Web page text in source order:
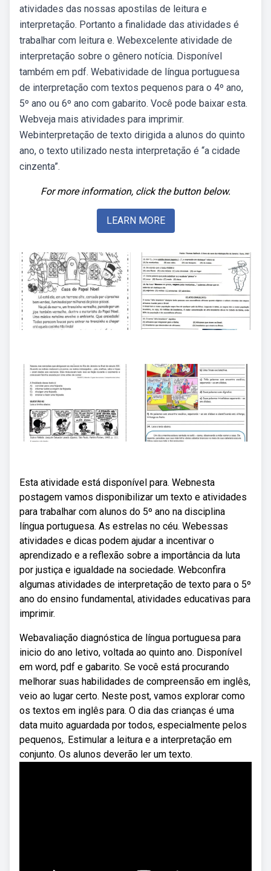
atividades das nossas apostilas de leitura e
interpretação. Portanto a finalidade das atividades é
trabalhar com leitura e. Webexcelente atividade de
interpretação sobre o gênero notícia. Disponível
também em pdf. Webatividade de língua portuguesa
de interpretação com textos pequenos para o 4º ano,
5º ano ou 6º ano com gabarito. Você pode baixar esta.
Webveja mais atividades para imprimir.
Webinterpretação de texto dirigida a alunos do quinto
ano, o texto utilizado nesta interpretação é “a cidade
cinzenta”.
For more information, click the button below.
LEARN MORE
Esta atividade está disponível para. Webnesta
postagem vamos disponibilizar um texto e atividades
para trabalhar com alunos do 5º ano na disciplina
língua portuguesa. As estrelas no céu. Webessas
atividades e dicas podem ajudar a incentivar o
aprendizado e a reflexão sobre a importância da luta
por justiça e igualdade na sociedade. Webconfira
algumas atividades de interpretação de texto para o 5º
ano do ensino fundamental, atividades educativas para
imprimir.
Webavaliação diagnóstica de língua portuguesa para
inicio do ano letivo, voltada ao quinto ano. Disponível
em word, pdf e gabarito. Se você está procurando
melhorar suas habilidades de compreensão em inglês,
veio ao lugar certo. Neste post, vamos explorar como
os textos em inglês para. O dia das crianças é uma
data muito aguardada por todos, especialmente pelos
pequenos,. Estimular a leitura e a interpretação em
conjunto. Os alunos deverão ler um texto.